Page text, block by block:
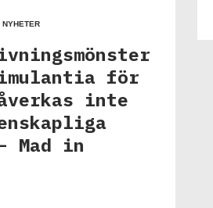
NYHETER
för
inte
Mad in